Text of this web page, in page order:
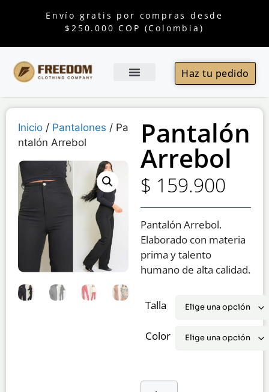
Envío gratis por compras desde
$250.000 COP (Colombia)
Haz tu pedido
Inicio / Pantalones / Pa
ntalón Arrebol
Pantalón
Arrebol
$ 159.900
Pantalón Arrebol.
Elaborado con materia
prima y talento
humano de alta calidad.
Talla
Color